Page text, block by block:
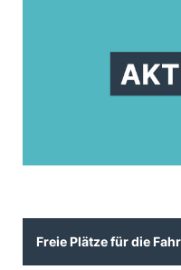
Freie Plätze für die